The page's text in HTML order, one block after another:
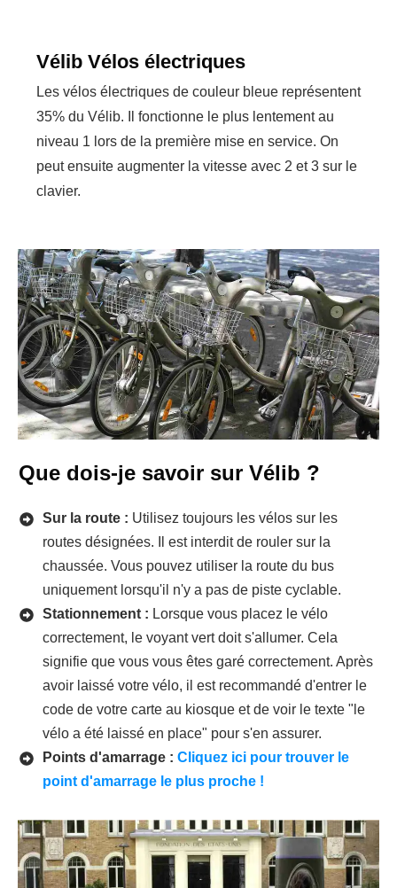
Vélib Vélos électriques
Les vélos électriques de couleur bleue représentent
35% du Vélib. Il fonctionne le plus lentement au
niveau 1 lors de la première mise en service. On
peut ensuite augmenter la vitesse avec 2 et 3 sur le
clavier.
Que dois-je savoir sur Vélib ?
Sur la route : Utilisez toujours les vélos sur les
routes désignées. Il est interdit de rouler sur la
chaussée. Vous pouvez utiliser la route du bus
uniquement lorsqu'il n'y a pas de piste cyclable.
Stationnement : Lorsque vous placez le vélo
correctement, le voyant vert doit s'allumer. Cela
signifie que vous vous êtes garé correctement. Après
avoir laissé votre vélo, il est recommandé d'entrer le
code de votre carte au kiosque et de voir le texte "le
vélo a été laissé en place" pour s'en assurer.
Points d'amarrage : Cliquez ici pour trouver le
point d'amarrage le plus proche !